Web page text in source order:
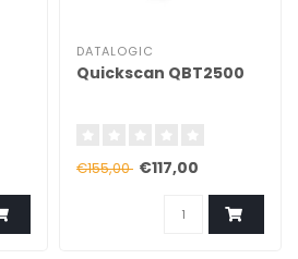
DATALOGIC
Quickscan QBT2500
€155,00 €117,00